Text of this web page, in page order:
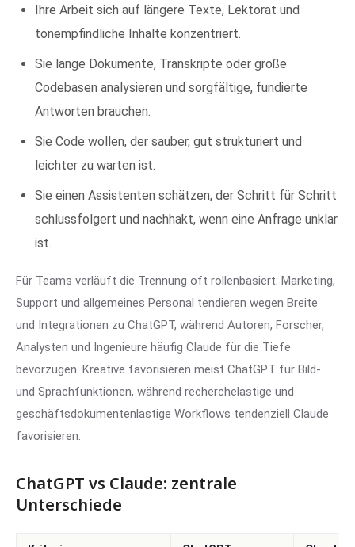
Ihre Arbeit sich auf längere Texte, Lektorat und
tonempfindliche Inhalte konzentriert.
Sie lange Dokumente, Transkripte oder große
Codebasen analysieren und sorgfältige, fundierte
Antworten brauchen.
Sie Code wollen, der sauber, gut strukturiert und
leichter zu warten ist.
Sie einen Assistenten schätzen, der Schritt für Schritt
schlussfolgert und nachhakt, wenn eine Anfrage unklar
ist.
Für Teams verläuft die Trennung oft rollenbasiert: Marketing,
Support und allgemeines Personal tendieren wegen Breite
und Integrationen zu ChatGPT, während Autoren, Forscher,
Analysten und Ingenieure häufig Claude für die Tiefe
bevorzugen. Kreative favorisieren meist ChatGPT für Bild-
und Sprachfunktionen, während recherchelastige und
geschäftsdokumentenlastige Workflows tendenziell Claude
favorisieren.
ChatGPT vs Claude: zentrale
Unterschiede